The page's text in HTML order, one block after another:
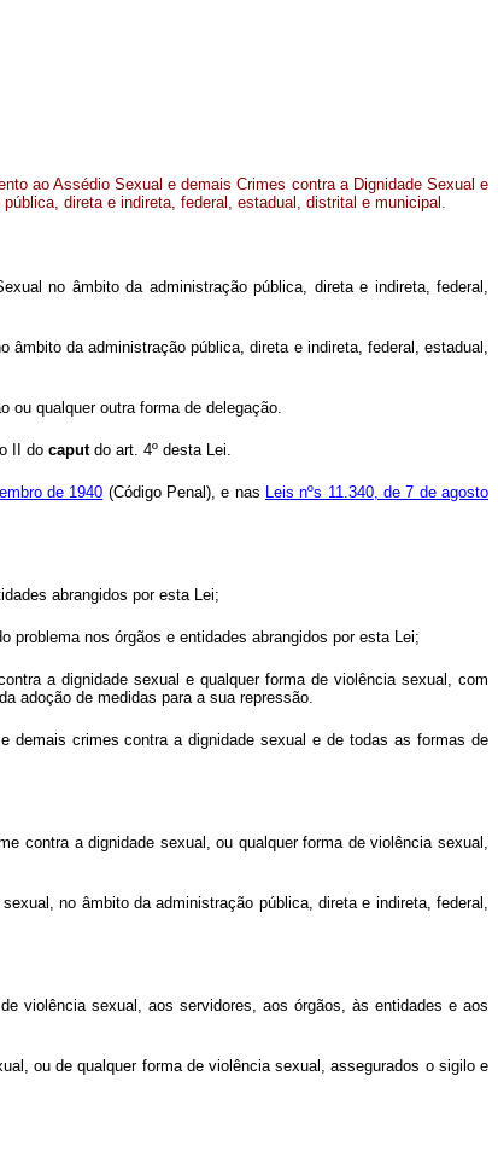
ao Assédio Sexual e demais Crimes contra a Dignidade Sexual e
direta e indireta, federal, estadual, distrital e municipal .
no âmbito da administração pública, direta e indireta, federal,
da administração pública, direta e indireta, federal, estadual,
ou qualquer outra forma de delegação.
II do caputdo art. 4º desta Lei.
de 1940 (Código Penal), e nas Leis nºs 11.340, de 7 de agosto
abrangidos por esta Lei;
problema nos órgãos e entidades abrangidos por esta Lei;
a dignidade sexual e qualquer forma de violência sexual, com
adoção de medidas para a sua repressão.
demais crimes contra a dignidade sexual e de todas as formas de
contra a dignidade sexual, ou qualquer forma de violência sexual,
no âmbito da administração pública, direta e indireta, federal,
violência sexual, aos servidores, aos órgãos, às entidades e aos
ou de qualquer forma de violência sexual, assegurados o sigilo e